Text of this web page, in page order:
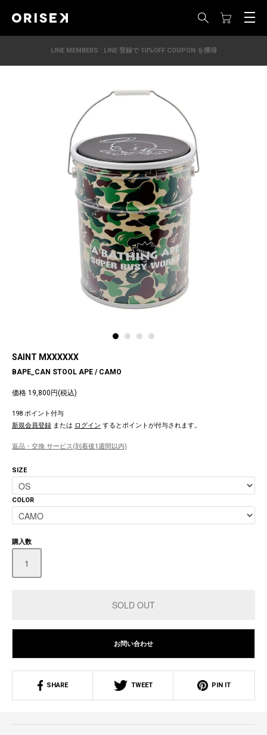
LINE MEMBERS : LINE 登録で 10%OFF COUPON を獲得
SAINT MXXXXXX
BAPE_CAN STOOL APE / CAMO
価格 19,800円(税込)
198 ポイント付与
新規会員登録 または ログイン するとポイントが付与されます。
返品・交換 サービス(到着後1週間以内)
SIZE
COLOR
購入数
お問い合わせ
SHARE TWEET PIN IT